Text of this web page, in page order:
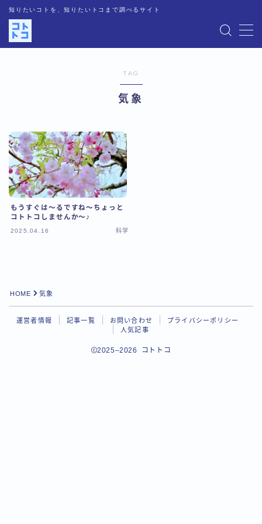
知りたいコトを、知りたいトコまで調べるサイト
MENU
お問い合わせ
プライバシーポリシー
人気記事
TAG
気象
もうすぐは～るですね～ちょっと
コトトコしませんか～♪
2025.04.16 科学
HOME 気象
運営者情報 記事一覧 お問い合わせ
プライバシーポリシー
人気記事
2025–2026 コトトコ